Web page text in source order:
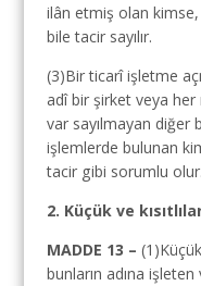
ilân etmiş olan
bile tacir sayılır.
(3)Bir ticarî işletme
adî bir şirket veya
var sayılmayan diğer
işlemlerde bulunan
tacir gibi sorumlu olur.
2. Küçük ve
MADDE 13 –
bunların adına